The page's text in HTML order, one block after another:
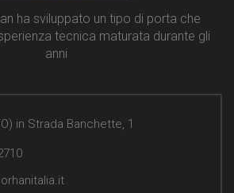
ha sviluppato un tipo di porta che
tecnica maturata durante gli
anni
in Strada Banchette, 1